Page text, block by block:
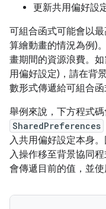
更新共用偏好設
可組合函式可能會以
算繪動畫的情況為例)
畫期間的資源浪費。
用偏好設定)，請在背
數形式傳遞給可組合函
舉例來說，下方程式
SharedPreferences
入共用偏好設定本身
入操作移至背景協同
會傳遞目前的值，並使